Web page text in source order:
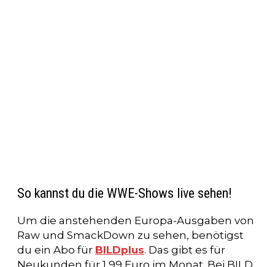
So kannst du die WWE-Shows live sehen!
Um die anstehenden Europa-Ausgaben von
Raw und SmackDown zu sehen, benötigst
du ein Abo für BILDplus. Das gibt es für
Neukunden für 1,99 Euro im Monat. Bei BILD